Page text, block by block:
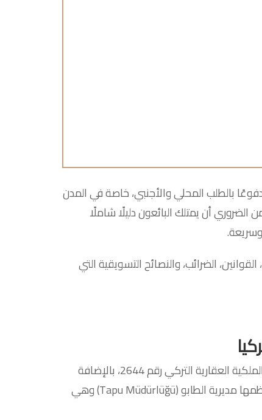
مدفوعًا بالطلب المحلي والأجنبي، خاصة في المدن
الضروري أن يمتلك البائعون دليلًا شاملًا
الضرائب، والنصائح التسويقية التي
عملية بيع العقارات في تركيا تخضع لقانون محدد، وهو قانون الملكية العقارية التركي رقم 2644، بالإضافة
إلى مجموعة من القوانين الضريبية والإجراءات الإدارية التي تنظمها مديرية الطابو (Tapu Müdürlüğü) وهي